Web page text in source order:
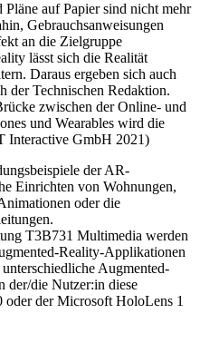
auf Papier sind nicht mehr
Gebrauchsanweisungen
an die Zielgruppe
lässt sich die Realität
Daraus ergeben sich auch
der Technischen Redaktion.
zwischen der Online- und
und Wearables wird die
Interactive GmbH 2021)
der AR-
Einrichten von Wohnungen,
oder die
T3B731 Multimedia werden
Reality-Applikationen
Augmented-
der/die Nutzer:in diese
der Microsoft HoloLens 1